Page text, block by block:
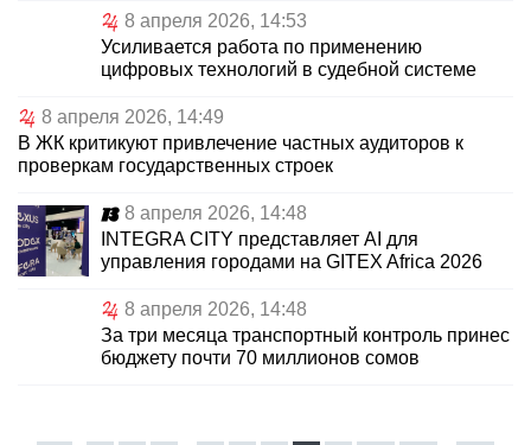
8 апреля 2026, 14:53
Усиливается работа по применению
цифровых технологий в судебной системе
8 апреля 2026, 14:49
В ЖК критикуют привлечение частных аудиторов к
проверкам государственных строек
8 апреля 2026, 14:48
INTEGRA CITY представляет AI для
управления городами на GITEX Africa 2026
8 апреля 2026, 14:48
За три месяца транспортный контроль принес
бюджету почти 70 миллионов сомов